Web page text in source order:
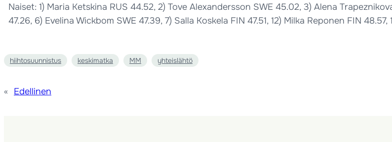
Naiset: 1) Maria Ketskina RUS 44.52, 2) Tove Alexandersson SWE 45.02, 3) Alena
47.26, 6) Evelina Wickbom SWE 47.39, 7) Salla Koskela FIN 47.51, 12) Milka Reponen FIN
hiihtosuunnistus keskimatka MM yhteislähtö
« Edellinen